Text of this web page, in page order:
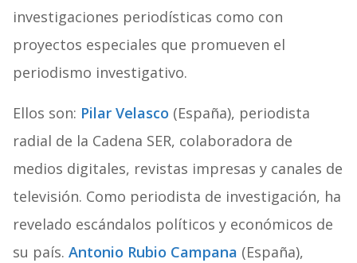
investigaciones periodísticas como con
proyectos especiales que promueven el
periodismo investigativo.
Ellos son: Pilar Velasco (España), periodista
radial de la Cadena SER, colaboradora de
medios digitales, revistas impresas y canales de
televisión. Como periodista de investigación, ha
revelado escándalos políticos y económicos de
su país. Antonio Rubio Campana (España),